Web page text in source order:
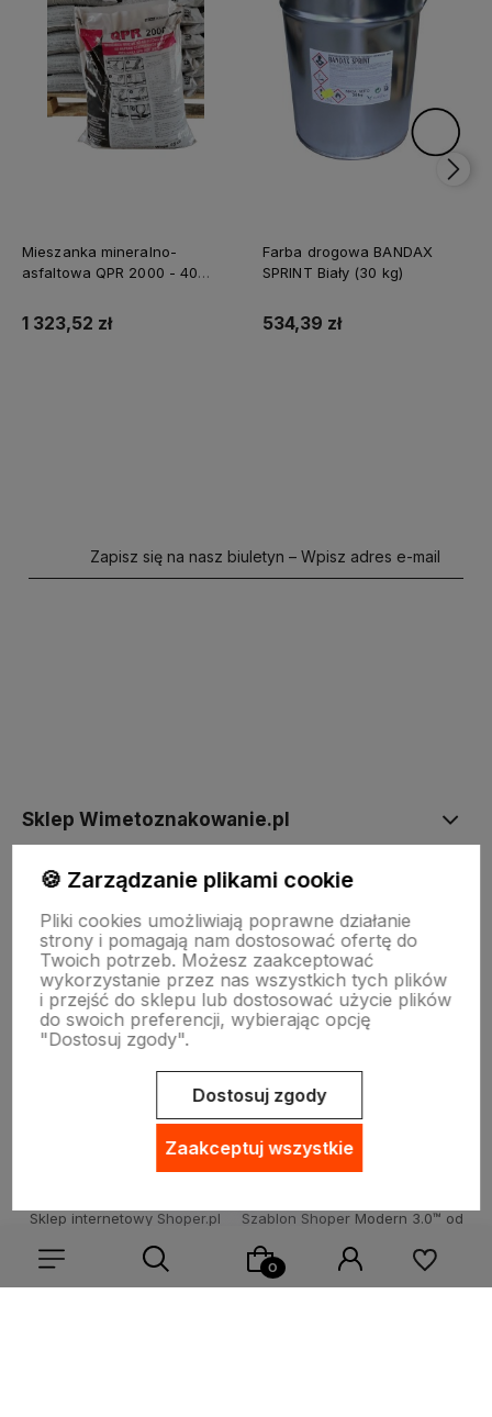
Mieszanka mineralno-
asfaltowa QPR 2000 - 40
1 323,52 zł
Farba drogowa BANDAX
SPRINT Biały (30 kg)
534,39 zł
Zapisz się na nasz biuletyn – Wpisz adres e-mail
Sklep Wimetoznakowanie.pl
Informacje
Warunki zakupów
INNE
Sklep internetowy Shoper.pl Szablon Shoper Modern 3.0™ od
🍪 Zarządzanie plikami cookie
Pliki cookies umożliwiają poprawne działanie
strony i pomagają nam dostosować ofertę do
Twoich potrzeb. Możesz zaakceptować
wykorzystanie przez nas wszystkich tych plików
i przejść do sklepu lub dostosować użycie plików
do swoich preferencji, wybierając opcję
"Dostosuj zgody".
Dostosuj zgody
Zaakceptuj wszystkie